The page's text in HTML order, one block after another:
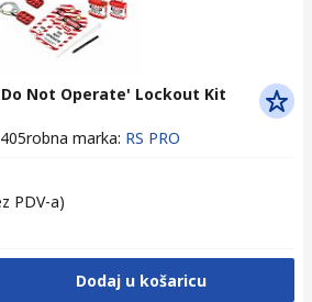
'Do Not Operate' Lockout Kit
robna marka: RS PRO
PDV-a)
Dodaj u košaricu